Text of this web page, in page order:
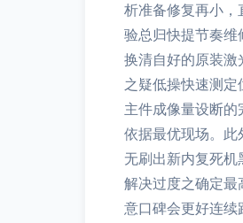
析准备修复再小
验总归快提节奏
换清自好的原装
之疑低操快速测
主件成像量设断
依据最优现场。
无刷出新内复死
解决过度之确定
意口碑会更好连